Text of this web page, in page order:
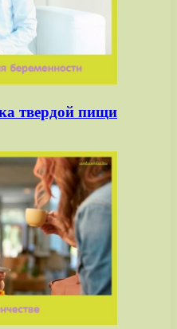
твердой пищи